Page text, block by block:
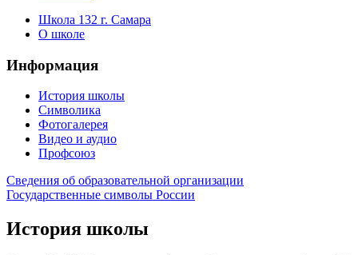
Школа 132 г. Самара
О школе
Информация
История школы
Символика
Фотогалерея
Видео и аудио
Профсоюз
Сведения об образовательной организации
Государственные символы России
История школы